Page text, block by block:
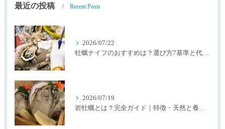
最近の投稿 Recent Posts
2026/07/22
牡蠣ナイフのおすすめは？選び方7基準と代用品を生産者が解説
2026/07/19